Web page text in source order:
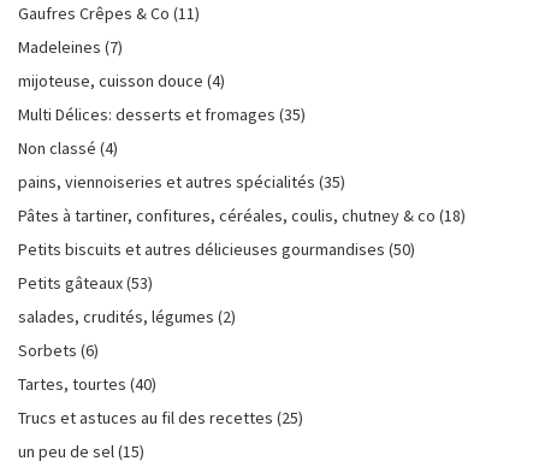
Gaufres Crêpes & Co (11)
Madeleines (7)
mijoteuse, cuisson douce (4)
Multi Délices: desserts et fromages (35)
Non classé (4)
pains, viennoiseries et autres spécialités (35)
Pâtes à tartiner, confitures, céréales, coulis, chutney & co (18)
Petits biscuits et autres délicieuses gourmandises (50)
Petits gâteaux(53)
salades, crudités, légumes (2)
Sorbets (6)
Tartes, tourtes (40)
Trucs et astuces au fil des recettes (25)
un peu de sel(15)